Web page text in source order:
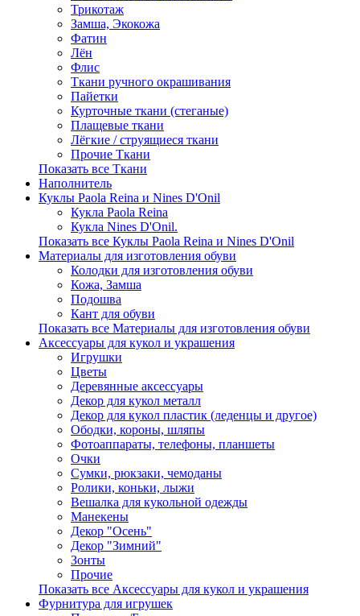
Трикотаж
Замша, Экокожа
Фатин
Лён
Флис
Ткани ручного окрашивания
Пайетки
Курточные ткани (стеганые)
Плащевые ткани
Лёгкие / струящиеся ткани
Прочие Ткани
Показать все Ткани
Наполнитель
Куклы Paola Reina и Nines D'Onil
Кукла Paola Reina
Кукла Nines D'Onil.
Показать все Куклы Paola Reina и Nines D'Onil
Материалы для изготовления обуви
Колодки для изготовления обуви
Кожа, Замша
Подошва
Кант для обуви
Показать все Материалы для изготовления обуви
Аксессуары для кукол и украшения
Игрушки
Цветы
Деревянные аксессуары
Декор для кукол металл
Декор для кукол пластик (леденцы и другое)
Ободки, короны, шляпы
Фотоаппараты, телефоны, планшеты
Очки
Сумки, рюкзаки, чемоданы
Ролики, коньки, лыжи
Вешалка для кукольной одежды
Манекены
Декор "Осень"
Декор "Зимний"
Зонты
Прочие
Показать все Аксессуары для кукол и украшения
Фурнитура для игрушек